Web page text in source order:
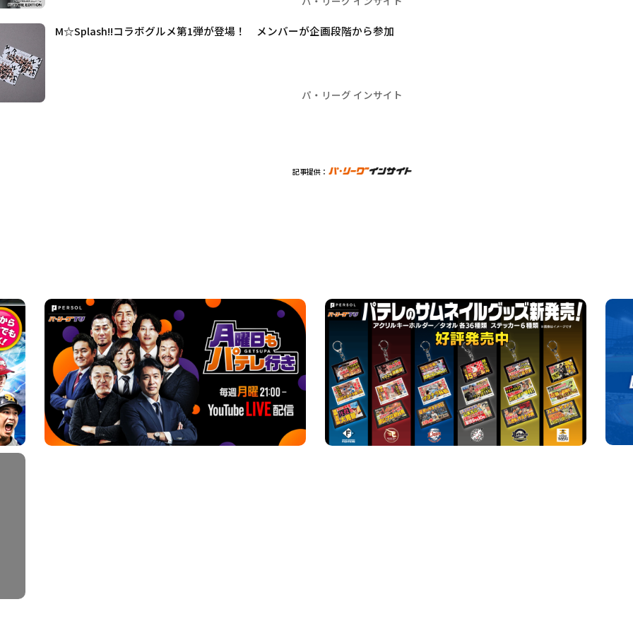
M☆Splash!!コラボグルメ第1弾が登場！ メンバーが企画段階から参加
パ・リーグ インサイト
記事提供：